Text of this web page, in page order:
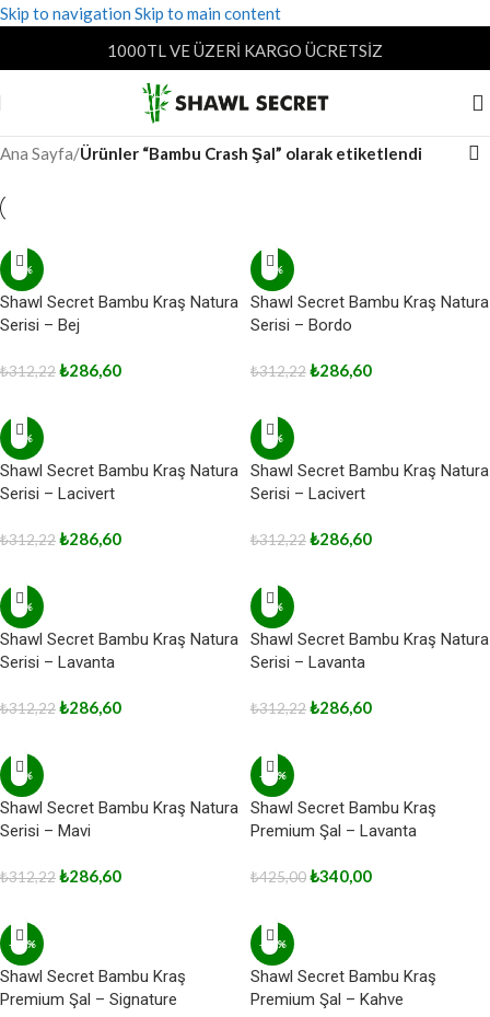
Skip to navigation Skip to main content
1000TL VE ÜZERİ KARGO ÜCRETSİZ
Ana Sayfa/Ürünler “Bambu Crash Şal” olarak etiketlendi
-8%
Shawl Secret Bambu Kraş Natura
Serisi – Bej
₺312,22₺286,60
-8%
Shawl Secret Bambu Kraş Natura
Serisi – Bordo
₺312,22₺286,60
-8%
Shawl Secret Bambu Kraş Natura
Serisi – Lacivert
₺312,22₺286,60
-8%
Shawl Secret Bambu Kraş Natura
Serisi – Lacivert
₺312,22₺286,60
-8%
Shawl Secret Bambu Kraş Natura
Serisi – Lavanta
₺312,22₺286,60
-8%
Shawl Secret Bambu Kraş Natura
Serisi – Lavanta
₺312,22₺286,60
-8%
Shawl Secret Bambu Kraş Natura
Serisi – Mavi
₺312,22₺286,60
-20%
Shawl Secret Bambu Kraş
Premium Şal – Lavanta
₺425,00₺340,00
-20%
Shawl Secret Bambu Kraş
Premium Şal – Signature
-20%
Shawl Secret Bambu Kraş
Premium Şal – Kahve